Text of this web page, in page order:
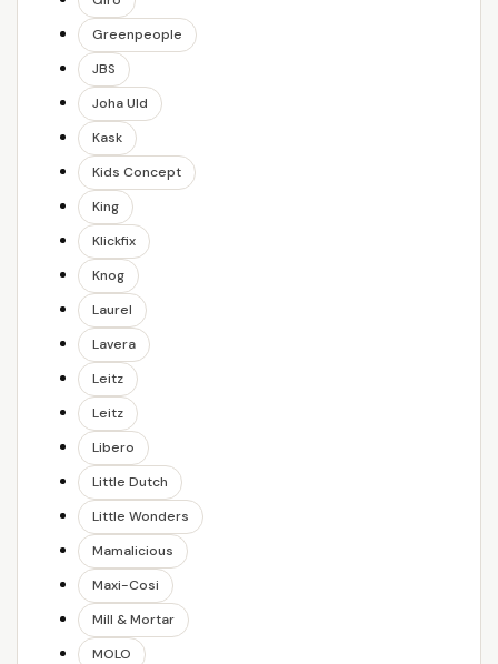
Greenpeople
JBS
Joha Uld
Kask
Kids Concept
King
Klickfix
Knog
Laurel
Lavera
Leitz
Leitz
Libero
Little Dutch
Little Wonders
Mamalicious
Maxi-Cosi
Mill & Mortar
MOLO